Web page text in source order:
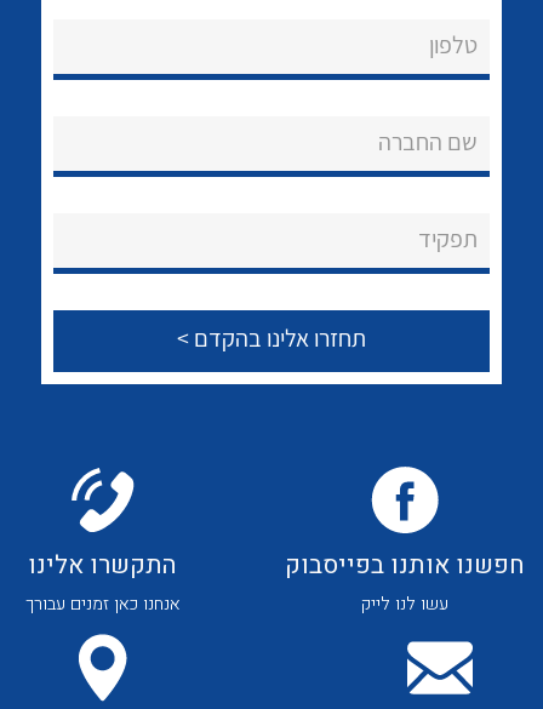
טלפון
שם החברה
תפקיד
חפשנו אותנו בפייסבוק
עשו לנו לייק
התקשרו אלינו
אנחנו כאן זמנים עבורך